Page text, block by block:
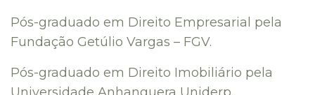
Pós-graduado em Direito Empresarial pela
Fundação Getúlio Vargas – FGV.
Pós-graduado em Direito Imobiliário pela